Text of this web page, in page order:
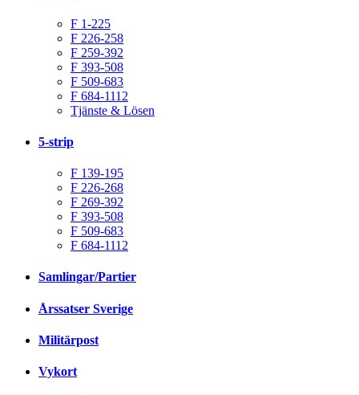
F 1-225
F 226-258
F 259-392
F 393-508
F 509-683
F 684-1112
Tjänste & Lösen
5-strip
F 139-195
F 226-268
F 269-392
F 393-508
F 509-683
F 684-1112
Samlingar/Partier
Årssatser Sverige
Militärpost
Vykort